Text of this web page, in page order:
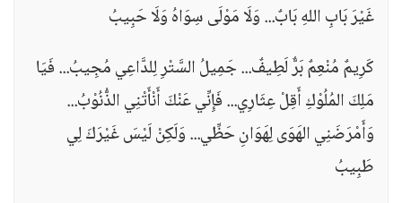
غَيْرَ بَابِ اللهِ بَابٌ... وَلَا مَوْلَى سِوَاهُ وَلَا حَبِيبُ
كَرِيمٌ مُنْعِمٌ بَرٌّ لَطِيفٌ... جَمِيلُ السَّتْرِ لِلدَّاعِي مُجِيبُ... فَيَا
مَلِكَ المُلُوْكِ أَقِلْ عِثَارِي... فَإِنِّي عَنْكَ أَنْأَتْنِي الذُّنُوْبُ...
وَأَمْرَضَنِي الهَوَى لِهَوَانِ حَظِّي... وَلَكِنْ لَيْسَ غَيْرَكَ لِي
طَبِيبُ